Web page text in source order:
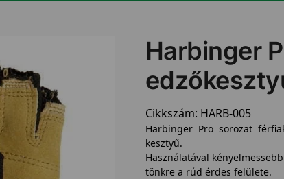
Harbinger
Cikkszám: HARB-005
Harbinger Pro sorozat
kesztyű.
Használatával
tönkre a rúd érdes felülete.